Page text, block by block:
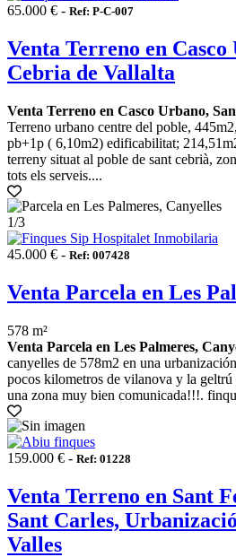
65.000 € - Ref: P-C-007
Venta Terreno en Casco
Cebria de Vallalta
Venta Terreno en Casco Urbano,
Terreno urbano centre del poble,
pb+1p ( 6,10m2) edificabilitat;
terreny situat al poble de sant cebrià,
tots els serveis....
1/3
45.000 € - Ref: 007428
Venta Parcela en Les
578 m²
Venta Parcela en Les Palmeres,
canyelles de 578m2 en una
pocos kilometros de vilanova y la geltrú
una zona muy bien comunicada!!!.
159.000 € - Ref: 01228
Venta Terreno en Sant
Sant Carles,
Valles